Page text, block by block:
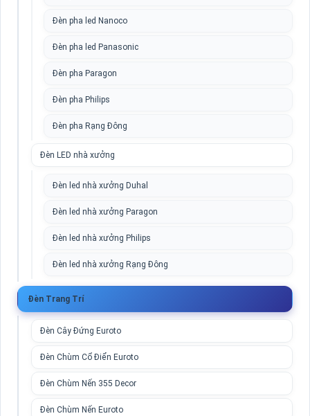
Đèn pha led Nanoco
Đèn pha led Panasonic
Đèn pha Paragon
Đèn pha Philips
Đèn pha Rạng Đông
Đèn LED nhà xưởng
Đèn led nhà xưởng Duhal
Đèn led nhà xưởng Paragon
Đèn led nhà xưởng Philips
Đèn led nhà xưởng Rạng Đông
Đèn Trang Trí
Đèn Cây Đứng Euroto
Đèn Chùm Cổ Điển Euroto
Đèn Chùm Nến 355 Decor
Đèn Chùm Nến Euroto